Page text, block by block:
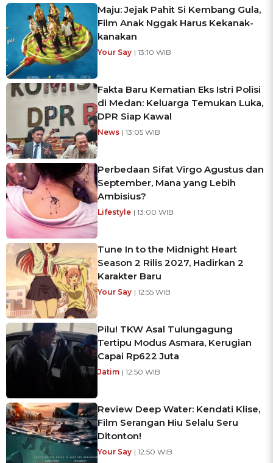
Maju: Jejak Pahit Si Kembang Gula,
Film Anak Nggak Harus Kekanak-
kanakan
Your Say | 13:10 WIB
Fakta Baru Kematian Eks Istri Polisi
di Medan: Keluarga Temukan Luka,
DPR Siap Kawal
News | 13:05 WIB
Perbedaan Sifat Virgo Agustus dan
September, Mana yang Lebih
Ambisius?
Lifestyle | 13:00 WIB
Tune In to the Midnight Heart
Season 2 Rilis 2027, Hadirkan 2
Karakter Baru
Your Say | 12:55 WIB
Pilu! TKW Asal Tulungagung
Tertipu Modus Asmara, Kerugian
Capai Rp622 Juta
Jatim | 12:50 WIB
Review Deep Water: Kendati Klise,
Film Serangan Hiu Selalu Seru
Ditonton!
Your Say | 12:50 WIB